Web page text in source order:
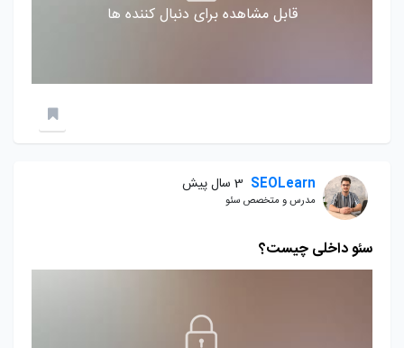
قابل مشاهده برای دنبال کننده ها
SEOLearn 3 سال پیش
مدرس و متخصص سئو
سئو داخلی چیست؟